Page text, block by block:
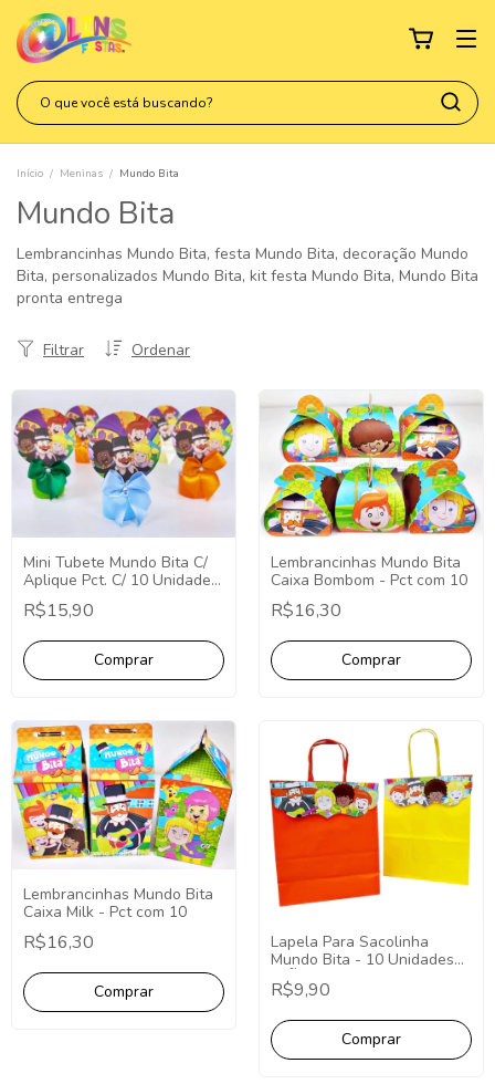
Início / Meninas / Mundo Bita
Mundo Bita
Lembrancinhas Mundo Bita, festa Mundo Bita, decoração Mundo
Bita, personalizados Mundo Bita, kit festa Mundo Bita, Mundo Bita
pronta entrega
Ordenar
Filtrar
Mini Tubete Mundo Bita C/
Aplique Pct. C/ 10 Unidades
- Decoração Festa
Aniversário Tubete Aplique.
R$15,90
Lembrancinhas Mundo Bita
Caixa Bombom - Pct com 10
R$16,30
Lembrancinhas Mundo Bita
Caixa Milk - Pct com 10
R$16,30
Lapela Para Sacolinha
Mundo Bita - 10 Unidades
(NÃO ACOMPANHA
SACOLA)
R$9,90